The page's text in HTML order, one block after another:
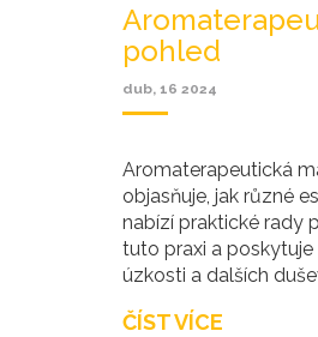
pohled
dub, 16 2024
Aromaterapeutická
objasňuje, jak různé
nabízí praktické rady
tuto praxi a
úzkosti a dalších
ČÍST VÍCE